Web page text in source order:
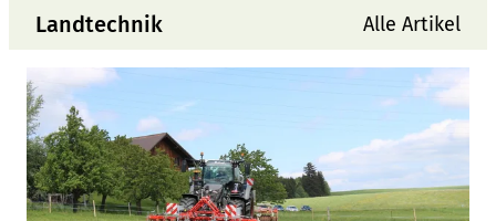
Landtechnik Alle Artikel